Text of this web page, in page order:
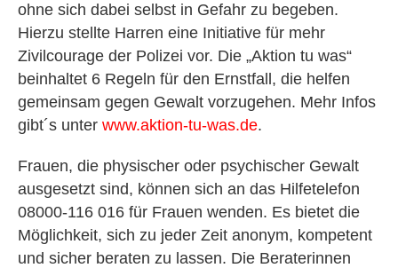
ohne sich dabei selbst in Gefahr zu begeben.
Hierzu stellte Harren eine Initiative für mehr
Zivilcourage der Polizei vor. Die „Aktion tu was“
beinhaltet 6 Regeln für den Ernstfall, die helfen
gemeinsam gegen Gewalt vorzugehen. Mehr Infos
gibt´s unter www.aktion-tu-was.de.
Frauen, die physischer oder psychischer Gewalt
ausgesetzt sind, können sich an das Hilfetelefon
08000-116 016 für Frauen wenden. Es bietet die
Möglichkeit, sich zu jeder Zeit anonym, kompetent
und sicher beraten zu lassen. Die Beraterinnen